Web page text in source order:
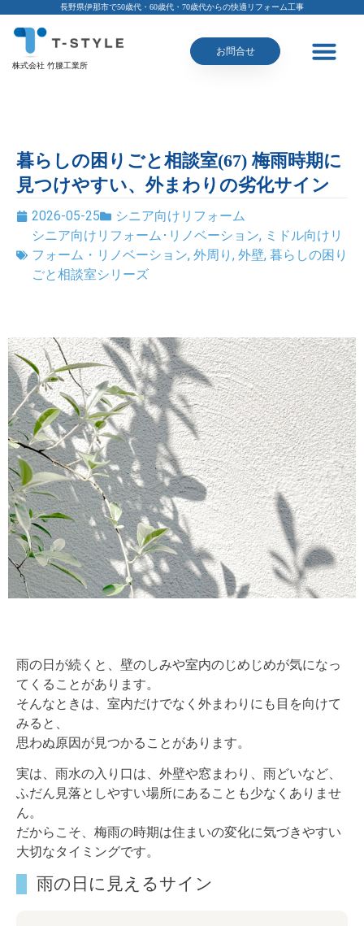
長野県伊那市で50歳代・60歳代・70歳代からの快適リフォーム工事
株式会社 竹腰工業所
お問合せ
暮らしの困りごと相談室(67) 梅雨時期に
見つけやすい、外まわりの劣化サイン
2026-05-25
シニア向けリフォーム
シニア向けリフォーム･リノベーション, ミドル向けリ
フォーム・リノベーション, 外周り , 外壁, 暮らしの困り
ごと相談室シリーズ
雨の日が続くと、壁のしみや室内のじめじめが気になっ
てくることがあります。
そんなときは、室内だけでなく外まわりにも目を向けて
みると、
思わぬ原因が見つかることがあります。
実は、雨水の入り口は、外壁や窓まわり、雨どいなど、
ふだん見落としやすい場所にあることも少なくありませ
ん。
だからこそ、梅雨の時期は住まいの変化に気づきやすい
大切なタイミングです。
雨の日に見えるサイン